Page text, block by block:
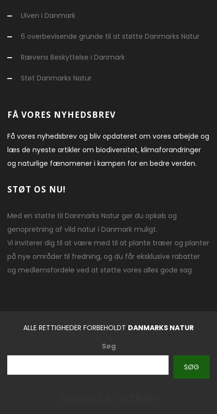
Ulven i Danmark
6 overbevisende grunde til at støtte Danmarks Natur
Rævens Beskyttelse i Danmark
Støt Danmarks Natur
FÅ VORES NYHEDSBREV
Få vores nyhedsbrev og bliv opdateret om vores arbejde og
læs de nyeste artikler om biodiversitet, klimaforandringer
og naturlige fænomener i kampen for en bedre verden.
STØT OS NU!
Med en støtte til Danmarks Natur gør du opkøb og
genopretning af vild natur i Danmark muligt.
Vi inviterer dig til at være med til at plante træer og planter
på nye områder til fredning, og du får eksklusive rabatter
og medlemsfordele ved at støtte vores alles gode sag.
ALLE RETTIGHEDER FORBEHOLDT DANMARKS NATUR
Søg
SØG